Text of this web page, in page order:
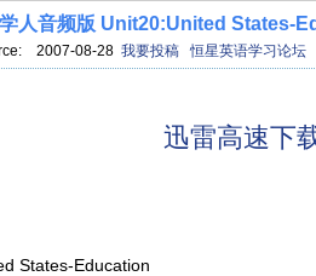
人音频版 Unit20:United States-
2007-08-28 我要投稿 恒星英语学习论坛
迅雷高速下
States-Education